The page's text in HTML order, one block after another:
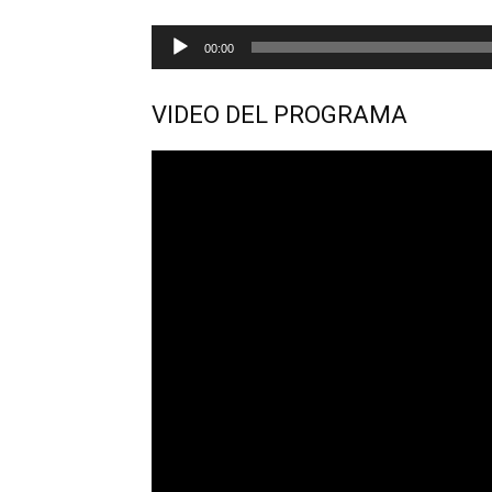
Reproductor
de
00:00
VIDEO DEL PROGRAMA